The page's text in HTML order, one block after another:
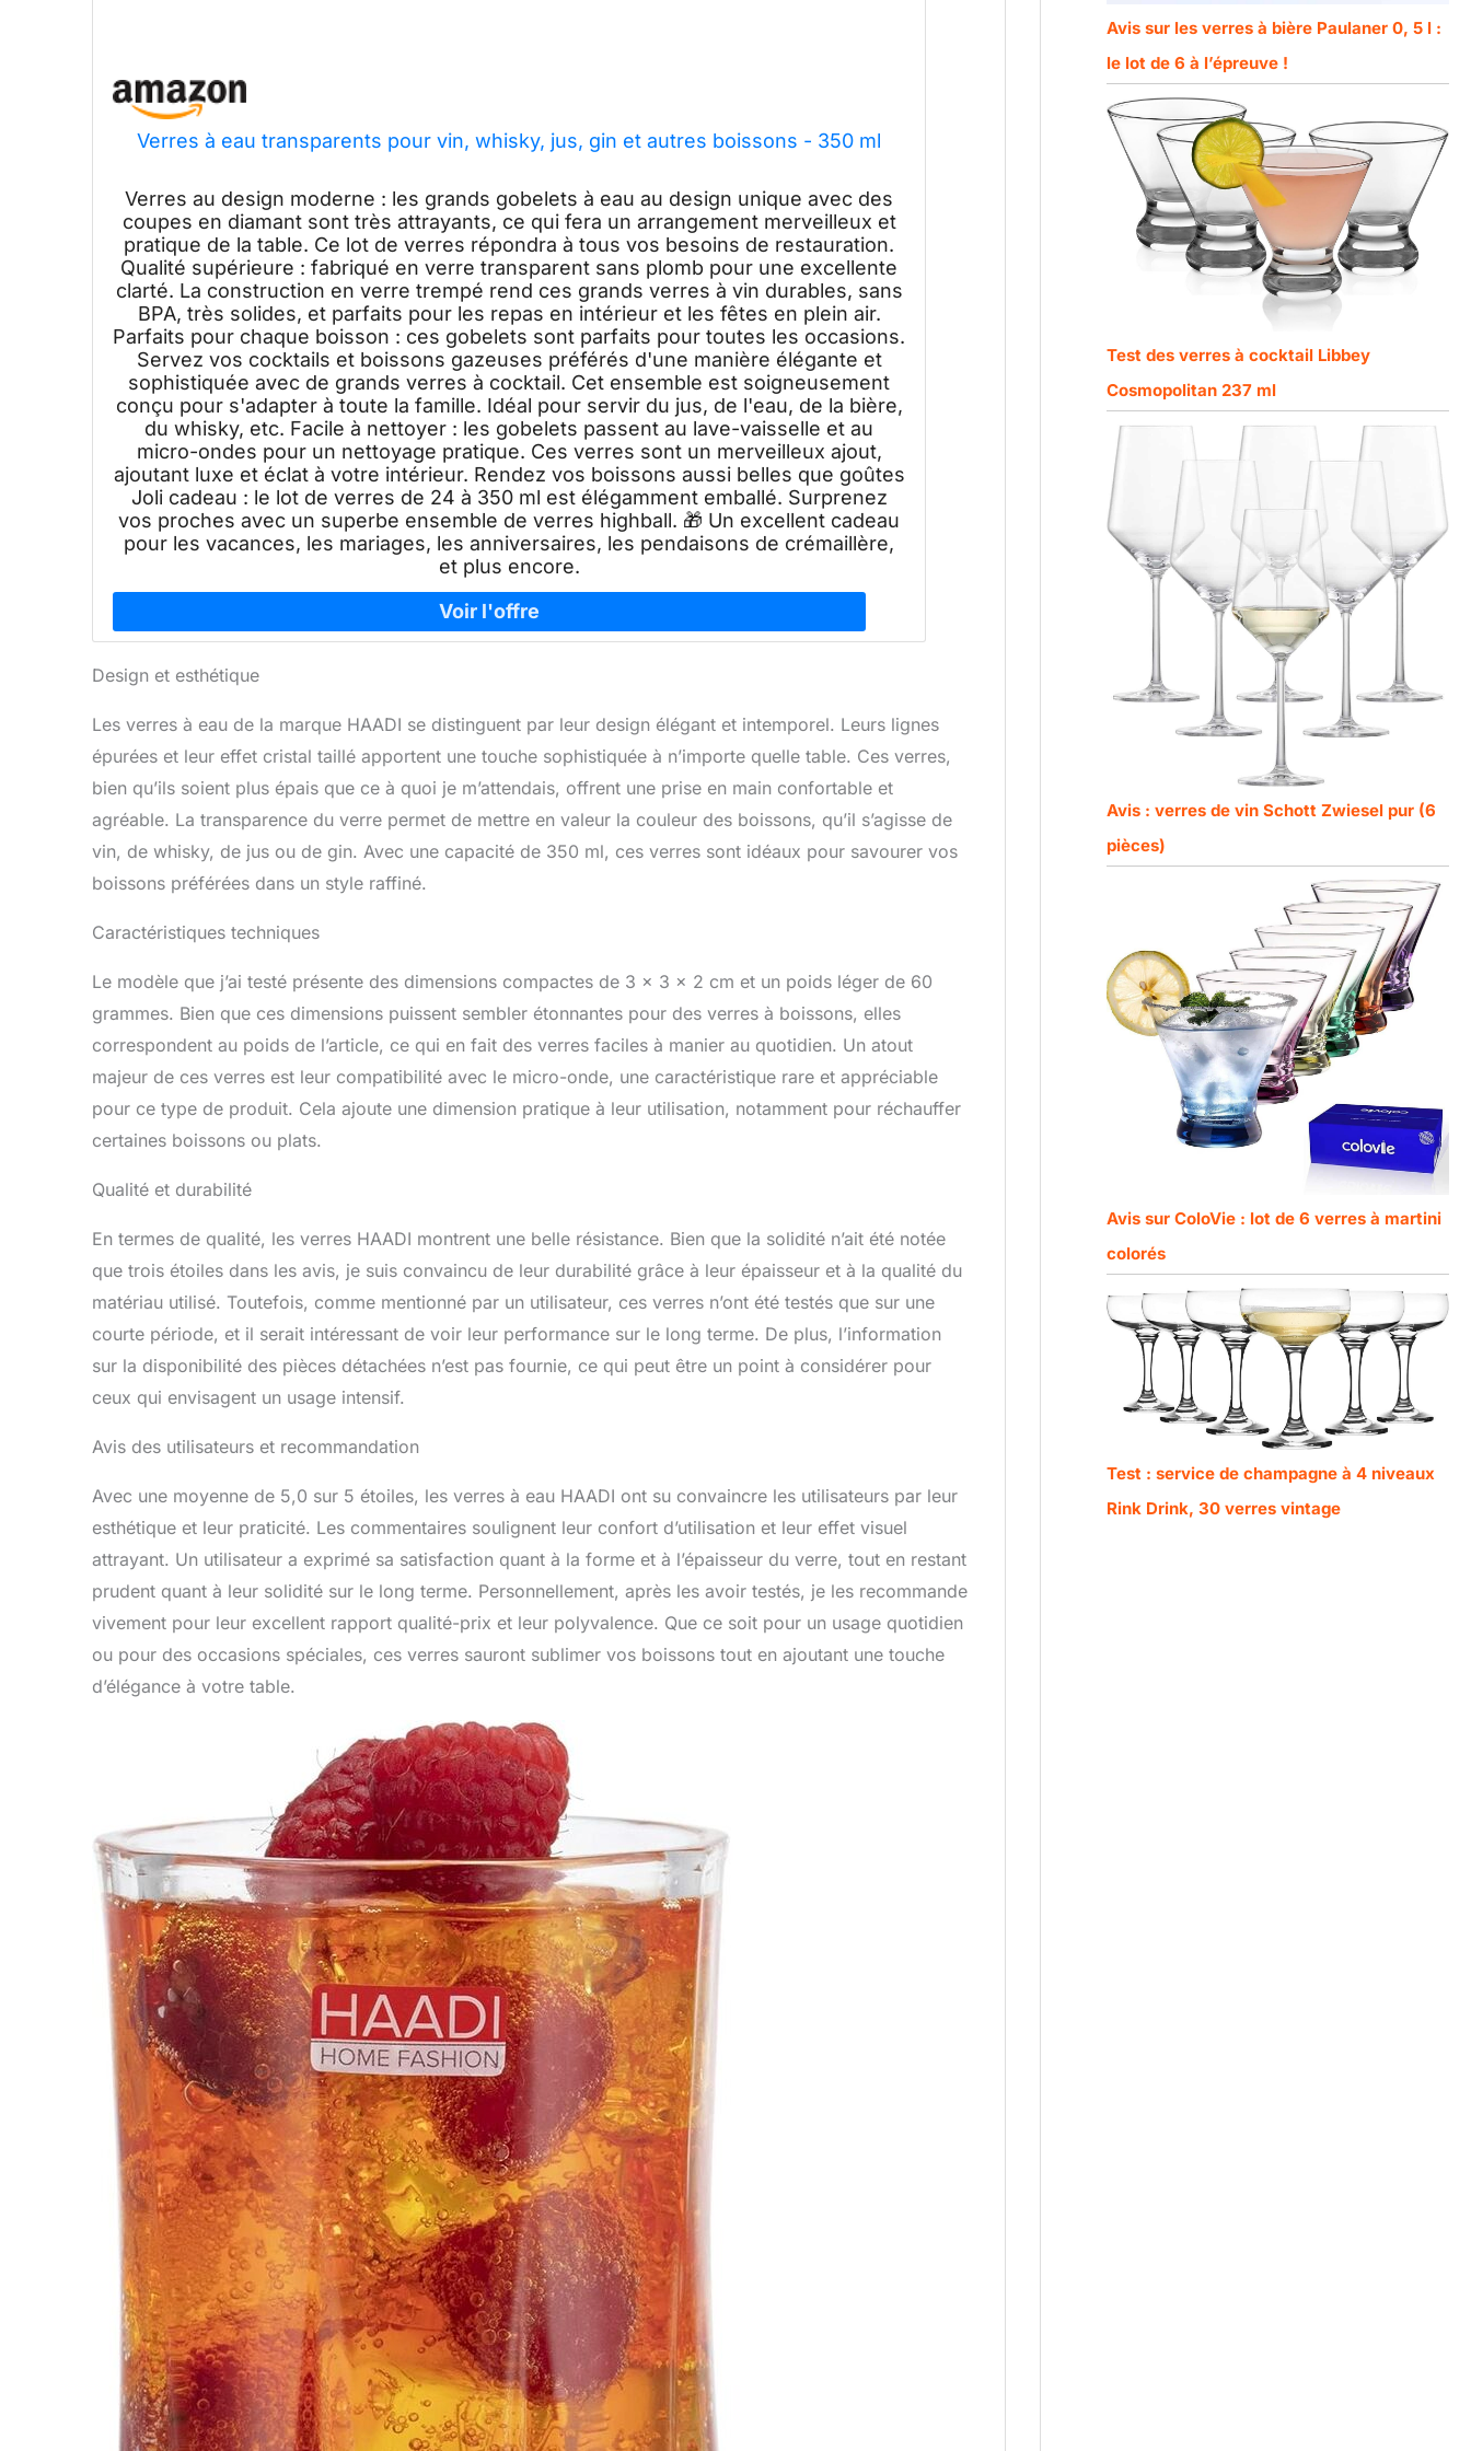
Verres à eau transparents pour vin, whisky, jus, gin et autres boissons - 350 ml
Verres au design moderne : les grands gobelets à eau au design unique avec des
coupes en diamant sont très attrayants, ce qui fera un arrangement merveilleux et
pratique de la table. Ce lot de verres répondra à tous vos besoins de restauration.
Qualité supérieure : fabriqué en verre transparent sans plomb pour une excellente
clarté. La construction en verre trempé rend ces grands verres à vin durables, sans
BPA, très solides, et parfaits pour les repas en intérieur et les fêtes en plein air.
Parfaits pour chaque boisson : ces gobelets sont parfaits pour toutes les occasions.
Servez vos cocktails et boissons gazeuses préférés d'une manière élégante et
sophistiquée avec de grands verres à cocktail. Cet ensemble est soigneusement
conçu pour s'adapter à toute la famille. Idéal pour servir du jus, de l'eau, de la bière,
du whisky, etc. Facile à nettoyer : les gobelets passent au lave-vaisselle et au
micro-ondes pour un nettoyage pratique. Ces verres sont un merveilleux ajout,
ajoutant luxe et éclat à votre intérieur. Rendez vos boissons aussi belles que goûtes
Joli cadeau : le lot de verres de 24 à 350 ml est élégamment emballé. Surprenez
vos proches avec un superbe ensemble de verres highball. 🎁 Un excellent cadeau
pour les vacances, les mariages, les anniversaires, les pendaisons de crémaillère,
et plus encore.
Design et esthétique
Les verres à eau de la marque HAADI se distinguent par leur design élégant et intemporel. Leurs lignes
épurées et leur effet cristal taillé apportent une touche sophistiquée à n’importe quelle table. Ces verres,
bien qu’ils soient plus épais que ce à quoi je m’attendais, offrent une prise en main confortable et
agréable. La transparence du verre permet de mettre en valeur la couleur des boissons, qu’il s’agisse de
vin, de whisky, de jus ou de gin. Avec une capacité de 350 ml, ces verres sont idéaux pour savourer vos
boissons préférées dans un style raffiné.
Caractéristiques techniques
Le modèle que j’ai testé présente des dimensions compactes de 3 x 3 x 2 cm et un poids léger de 60
grammes. Bien que ces dimensions puissent sembler étonnantes pour des verres à boissons, elles
correspondent au poids de l’article, ce qui en fait des verres faciles à manier au quotidien. Un atout
majeur de ces verres est leur compatibilité avec le micro-onde, une caractéristique rare et appréciable
pour ce type de produit. Cela ajoute une dimension pratique à leur utilisation, notamment pour réchauffer
certaines boissons ou plats.
Qualité et durabilité
En termes de qualité, les verres HAADI montrent une belle résistance. Bien que la solidité n’ait été notée
que trois étoiles dans les avis, je suis convaincu de leur durabilité grâce à leur épaisseur et à la qualité du
matériau utilisé. Toutefois, comme mentionné par un utilisateur, ces verres n’ont été testés que sur une
courte période, et il serait intéressant de voir leur performance sur le long terme. De plus, l’information
sur la disponibilité des pièces détachées n’est pas fournie, ce qui peut être un point à considérer pour
ceux qui envisagent un usage intensif.
Avis des utilisateurs et recommandation
Avec une moyenne de 5,0 sur 5 étoiles, les verres à eau HAADI ont su convaincre les utilisateurs par leur
esthétique et leur praticité. Les commentaires soulignent leur confort d’utilisation et leur effet visuel
attrayant. Un utilisateur a exprimé sa satisfaction quant à la forme et à l’épaisseur du verre, tout en restant
prudent quant à leur solidité sur le long terme. Personnellement, après les avoir testés, je les recommande
vivement pour leur excellent rapport qualité-prix et leur polyvalence. Que ce soit pour un usage quotidien
ou pour des occasions spéciales, ces verres sauront sublimer vos boissons tout en ajoutant une touche
d’élégance à votre table.
Avis sur les verres à bière Paulaner 0, 5 l :
le lot de 6 à l’épreuve !
Test des verres à cocktail Libbey
Cosmopolitan 237 ml
Avis : verres de vin Schott Zwiesel pur (6
pièces)
Avis sur ColoVie : lot de 6 verres à martini
colorés
Test : service de champagne à 4 niveaux
Rink Drink, 30 verres vintage